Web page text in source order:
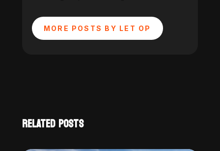
MORE POSTS BY LET OP
RELATED POSTS